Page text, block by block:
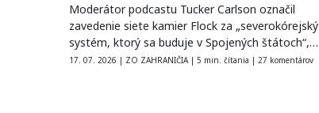
Moderátor podcastu Tucker Carlson označil
zavedenie siete kamier Flock za „severokórejský
systém, ktorý sa buduje v Spojených štátoch“,
pričom dochádza…
17. 07. 2026 | ZO ZAHRANIČIA | 5 min. čítania | 27 komentárov